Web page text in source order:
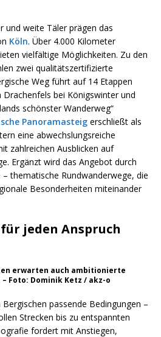
und weite Täler prägen das
Köln. Über 4.000 Kilometer
vielfältige Möglichkeiten. Zu den
zwei qualitätszertifizierte
Weg führt auf 14 Etappen
Drachenfels bei Königswinter und
schönster Wanderweg“
Panoramasteig erschließt als
eine abwechslungsreiche
zahlreichen Ausblicken auf
Ergänzt wird das Angebot durch
thematische Rundwanderwege, die
Besonderheiten miteinander
jeden Anspruch
erwarten auch ambitionierte
Foto: Dominik Ketz / akz-o
passende Bedingungen –
Strecken bis zu entspannten
fordert mit Anstiegen,